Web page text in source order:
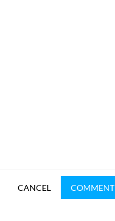
CANCEL COMMENT